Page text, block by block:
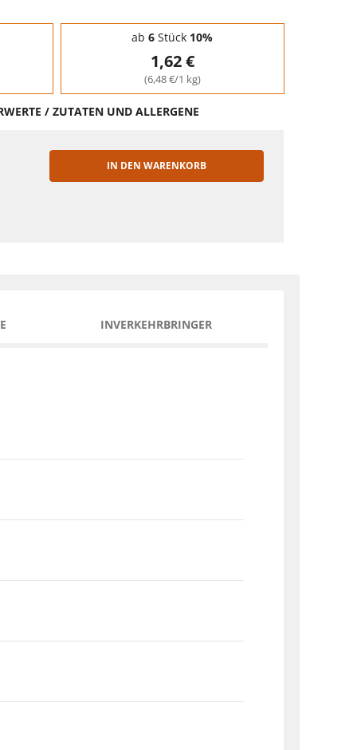
ab 6 Stück 10%
1,62 €
(6,48 €/1 kg)
/ ZUTATEN UND ALLERGENE
IN DEN WARENKORB
INVERKEHRBRINGER